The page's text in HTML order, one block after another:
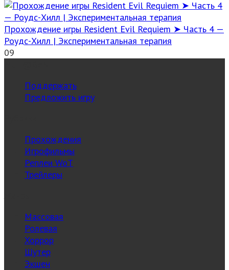
Прохождение игры Resident Evil Requiem ➤ Часть 4 —
Роудс-Хилл | Экспериментальная терапия
09
Поддержать
Предложить игру
Прохождения
Игрофильмы
Реплеи WoT
Трейлеры
Массовая
Ролевая
Хоррор
Шутер
Экшен